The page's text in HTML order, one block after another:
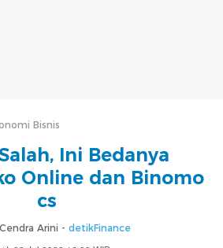
Bisnis
Ini Bedanya
Online dan Binomo
cs
Arini - detikFinance